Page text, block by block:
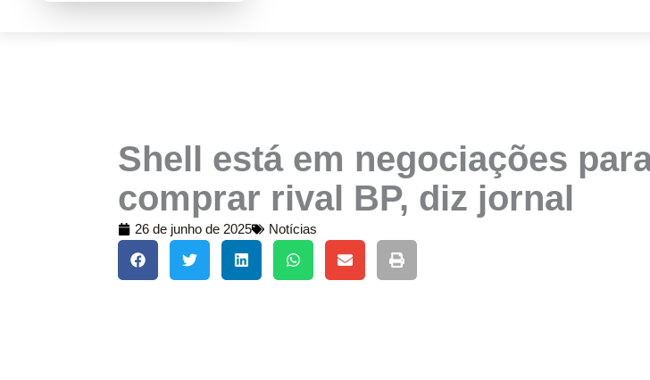
Shell está em negociações
comprar rival BP, diz jornal
26 de junho de 2025 Notícias